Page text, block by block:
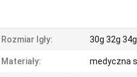
Rozmiar Igły: 30g 32g 34g
Materiały: medyczna